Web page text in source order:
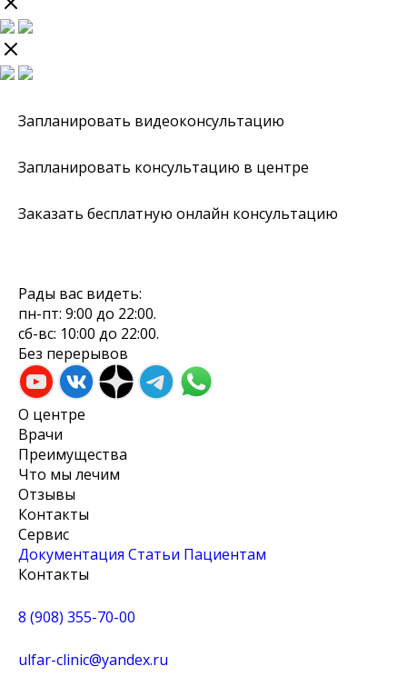
Запланировать видеоконсультацию
Запланировать консультацию в центре
Заказать бесплатную онлайн консультацию
Рады вас видеть:
пн-пт: 9:00 до 22:00.
сб-вс: 10:00 до 22:00.
Без перерывов
О центре
Врачи
Преимущества
Что мы лечим
Отзывы
Контакты
Сервис
Документация Cтатьи Пациентам
Контакты
8 (908) 355-70-00
ulfar-clinic@yandex.ru